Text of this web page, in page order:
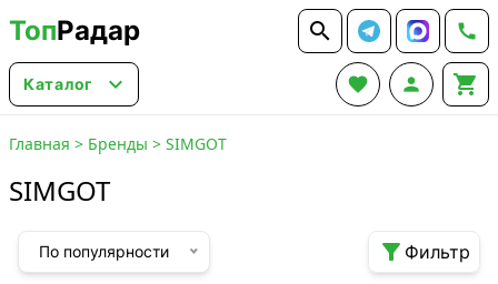
ТопРадар  
Каталог    
Главная > Бренды > SIMGOT
SIMGOT
По популярности  Фильтр